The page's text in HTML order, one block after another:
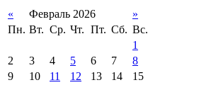
« Февраль 2026
»
Пн. Вт. Ср. Чт. Пт. Сб. Вс.
1
2
3 4 5 6 7
8
9
10 11 12 13 14
15